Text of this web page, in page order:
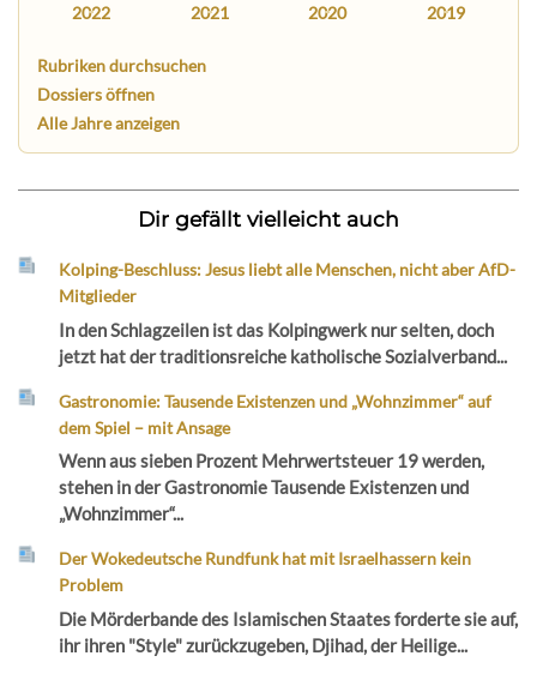
2022 2021 2020 2019
Rubriken durchsuchen
Dossiers öffnen
Alle Jahre anzeigen
Dir gefällt vielleicht auch
Kolping-Beschluss: Jesus liebt alle Menschen, nicht aber AfD-
Mitglieder
In den Schlagzeilen ist das Kolpingwerk nur selten, doch
jetzt hat der traditionsreiche katholische Sozialverband...
Gastronomie: Tausende Existenzen und „Wohnzimmer“ auf
dem Spiel – mit Ansage
Wenn aus sieben Prozent Mehrwertsteuer 19 werden,
stehen in der Gastronomie Tausende Existenzen und
„Wohnzimmer“...
Der Wokedeutsche Rundfunk hat mit Israelhassern kein
Problem
Die Mörderbande des Islamischen Staates forderte sie auf,
ihr ihren "Style" zurückzugeben, Djihad, der Heilige...